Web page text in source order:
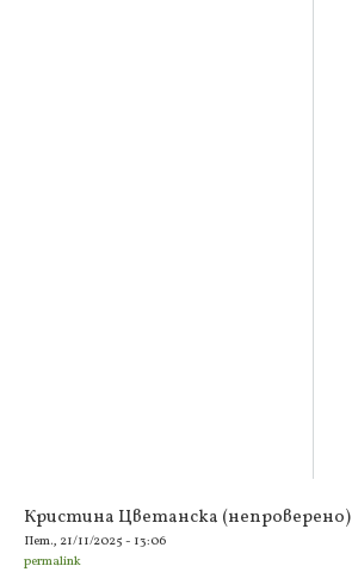
Кристина Цветанска (непроверено)
Пет., 21/11/2025 - 13:06
permalink